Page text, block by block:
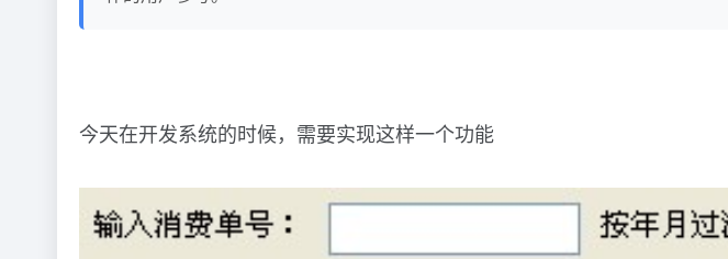
今天在开发系统的时候，需要实现这样一个功能